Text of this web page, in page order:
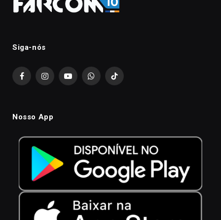
Siga-nós
FacebookInstagramYouTubeWhatsAppTikTok
Nosso App